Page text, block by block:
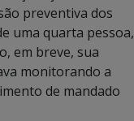
preventiva dos
uma quarta pessoa,
em breve, sua
monitorando a
de mandado